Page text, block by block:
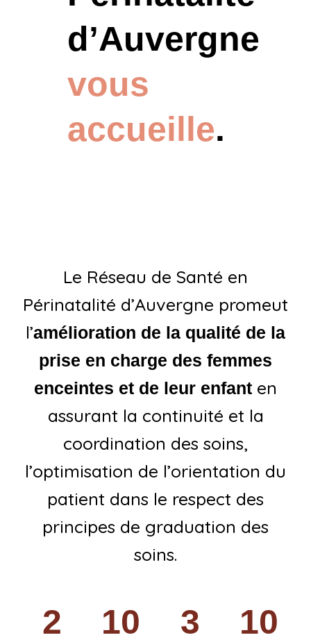
d’Auvergne
vous
accueille.
Le Réseau de Santé en
Périnatalité d’Auvergne promeut
l’amélioration de la qualité de la
prise en charge des femmes
enceintes et de leur enfant en
assurant la continuité et la
coordination des soins,
l’optimisation de l’orientation du
patient dans le respect des
principes de graduation des
soins.
2
10 3
10